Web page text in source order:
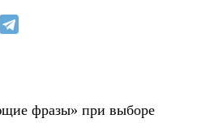
фразы» при выборе